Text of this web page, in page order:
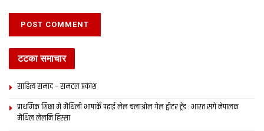
टटका समाचार
साहित्य समाद – समटल प्रकाश
प्राथमिक शि‍क्षा मे मैथि‍ली भाषाकेँ पढ़ाई लेल चलाओल गेल ट्वीटर ट्रेंड : भारत संगे नेपालक
मैथिल लेलनि हिस्सा